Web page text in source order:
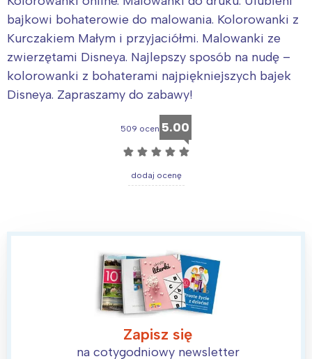
bajkowi bohaterowie do malowania. Kolorowanki z
Kurczakiem Małym i przyjaciółmi. Malowanki ze
zwierzętami Disneya. Najlepszy sposób na nudę –
kolorowanki z bohaterami najpiękniejszych bajek
Disneya. Zapraszamy do zabawy!
509 ocen 5.00
☆ ☆ ☆ ☆ ☆
dodaj ocenę
Zapisz się
na cotygodniowy newsletter